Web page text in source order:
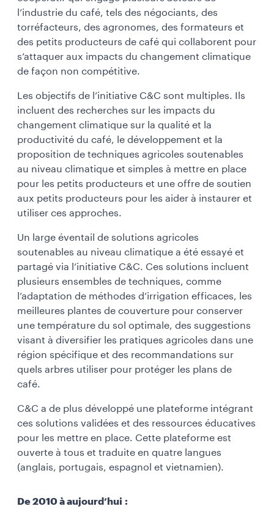
l’industrie du café, tels des négociants, des
torréfacteurs, des agronomes, des formateurs et
des petits producteurs de café qui collaborent pour
s’attaquer aux impacts du changement climatique
de façon non compétitive.
Les objectifs de l’initiative C&C sont multiples. Ils
incluent des recherches sur les impacts du
changement climatique sur la qualité et la
productivité du café, le développement et la
proposition de techniques agricoles soutenables
au niveau climatique et simples à mettre en place
pour les petits producteurs et une offre de soutien
aux petits producteurs pour les aider à instaurer et
utiliser ces approches.
Un large éventail de solutions agricoles
soutenables au niveau climatique a été essayé et
partagé via l’initiative C&C. Ces solutions incluent
plusieurs ensembles de techniques, comme
l’adaptation de méthodes d’irrigation efficaces, les
meilleures plantes de couverture pour conserver
une température du sol optimale, des suggestions
visant à diversifier les pratiques agricoles dans une
région spécifique et des recommandations sur
quels arbres utiliser pour protéger les plans de
café.
C&C a de plus développé une plateforme intégrant
ces solutions validées et des ressources éducatives
pour les mettre en place. Cette plateforme est
ouverte à tous et traduite en quatre langues
(anglais, portugais, espagnol et vietnamien).
De 2010 à aujourd’hui :